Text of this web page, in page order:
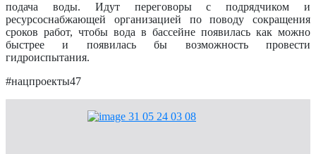
подача воды. Идут переговоры с подрядчиком и
ресурсоснабжающей организацией по поводу сокращения
сроков работ, чтобы вода в бассейне появилась как можно
быстрее и появилась бы возможность провести
гидроиспытания.
#нацпроекты47